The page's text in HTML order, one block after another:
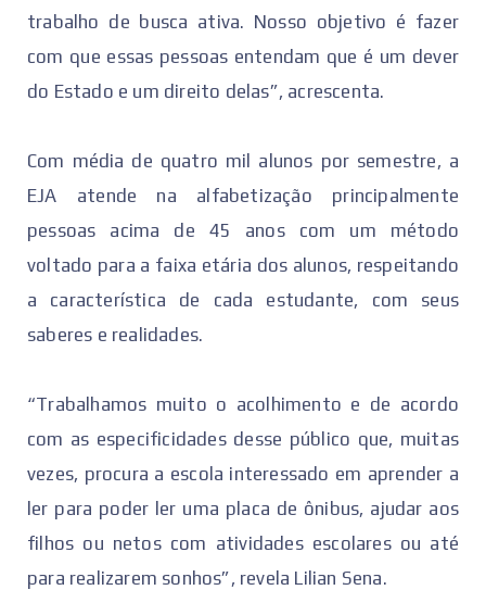
trabalho de busca ativa. Nosso objetivo é fazer
com que essas pessoas entendam que é um dever
do Estado e um direito delas”, acrescenta.
Com média de quatro mil alunos por semestre, a
EJA atende na alfabetização principalmente
pessoas acima de 45 anos com um método
voltado para a faixa etária dos alunos, respeitando
a característica de cada estudante, com seus
saberes e realidades.
“Trabalhamos muito o acolhimento e de acordo
com as especificidades desse público que, muitas
vezes, procura a escola interessado em aprender a
ler para poder ler uma placa de ônibus, ajudar aos
filhos ou netos com atividades escolares ou até
para realizarem sonhos”, revela Lilian Sena.